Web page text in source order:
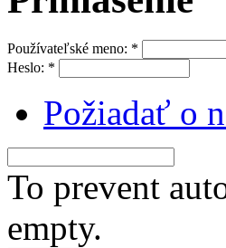
Používateľské meno: *
Heslo: *
Požiadať o
To prevent
empty.